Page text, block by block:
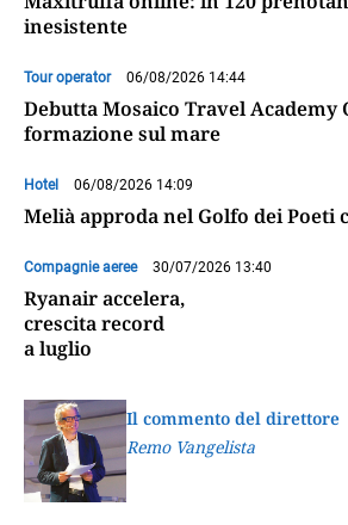
inesistente
Tour operator 06/08/2026 14:44
Debutta Mosaico Travel Academy
formazione sul mare
Hotel 06/08/2026 14:09
Melià approda nel Golfo dei Poeti
Compagnie aeree 30/07/2026 13:40
Ryanair accelera,
crescita record
a luglio
Il commento del direttore
Remo Vangelista